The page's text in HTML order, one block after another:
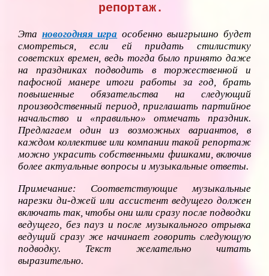
репортаж.
Эта новогодняя игра особенно выигрышно будет
смотреться, если ей придать стилистику
советских времен, ведь тогда было принято даже
на праздниках подводить в торжественной и
пафосной манере итоги работы за год, брать
повышенные обязательства на следующий
производственный период, приглашать партийное
начальство и «правильно» отмечать праздник.
Предлагаем один из возможных вариантов, в
каждом коллективе или компании такой репортаж
можно украсить собственными фишками, включив
более актуальные вопросы и музыкальные ответы.
Примечание: Соответствующие музыкальные
нарезки ди-джей или ассистент ведущего должен
включать так, чтобы они шли сразу после подводки
ведущего, без пауз и после музыкального отрывка
ведущий сразу же начинает говорить следующую
подводку. Текст желательно читать
выразительно.